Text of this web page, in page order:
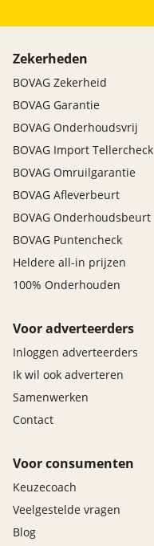
Zekerheden
BOVAG Zekerheid
BOVAG Garantie
BOVAG Onderhoudsvrij
BOVAG Import Tellercheck
BOVAG Omruilgarantie
BOVAG Afleverbeurt
BOVAG Onderhoudsbeurt
BOVAG Puntencheck
Heldere all-in prijzen
100% Onderhouden
Voor adverteerders
Inloggen adverteerders
Ik wil ook adverteren
Samenwerken
Contact
Voor consumenten
Keuzecoach
Veelgestelde vragen
Blog